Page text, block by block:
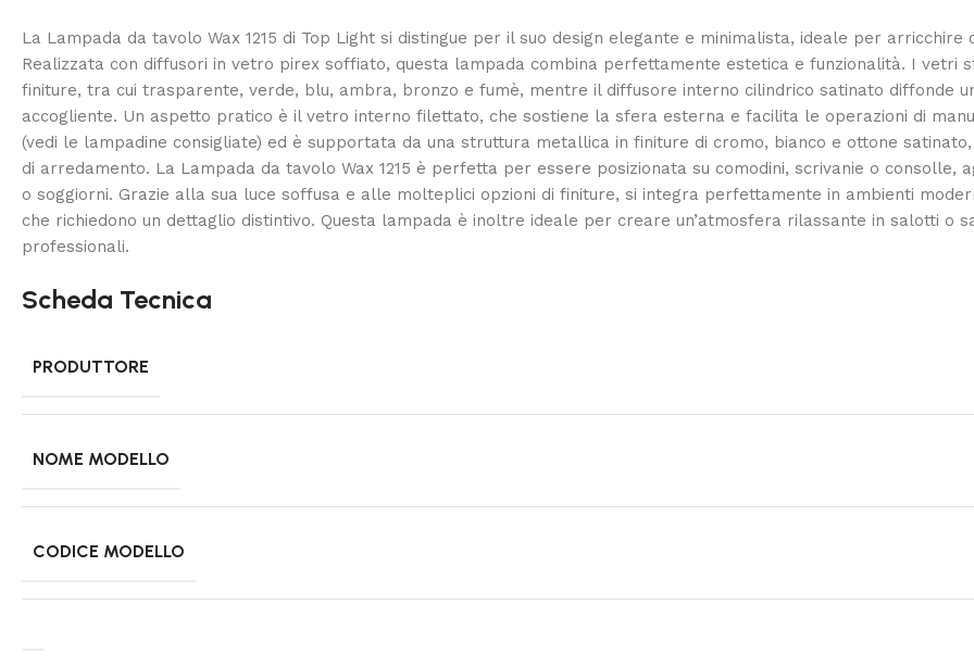
La Lampada da tavolo Wax 1215 di Top Light si distingue per il suo design elegante e minimalista, ideale per
Realizzata con diffusori in vetro pirex soffiato, questa lampada combina perfettamente estetica e funzionalità. I vetri
finiture, tra cui trasparente, verde, blu, ambra, bronzo e fumè, mentre il diffusore interno cilindrico satinato diffonde
accogliente. Un aspetto pratico è il vetro interno filettato, che sostiene la sfera esterna e facilita le operazioni di
(vedi le lampadine consigliate) ed è supportata da una struttura metallica in finiture di cromo, bianco e ottone
di arredamento. La Lampada da tavolo Wax 1215 è perfetta per essere posizionata su comodini, scrivanie o consolle,
o soggiorni. Grazie alla sua luce soffusa e alle molteplici opzioni di finiture, si integra perfettamente in ambienti
che richiedono un dettaglio distintivo. Questa lampada è inoltre ideale per creare un’atmosfera rilassante in salotti o
professionali.
Scheda Tecnica
PRODUTTORE
NOME MODELLO
CODICE MODELLO